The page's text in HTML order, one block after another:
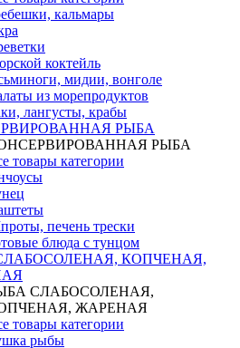
кальмары
коктейль
мидии, вонголе
из морепродуктов
лангусты, крабы
РЫБА
РЫБА
товары категории
печень трески
блюда с тунцом
КОПЧЕНАЯ,
СЛАБОСОЛЕНАЯ,
ЖАРЕНАЯ
товары категории
рыбы